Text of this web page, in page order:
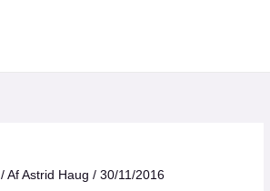
/ AfAstrid Haug/30/11/2016